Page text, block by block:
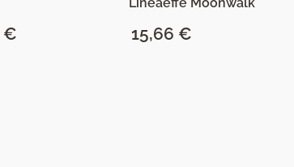
€
Lineaeffe Moonwalk
15,66 €